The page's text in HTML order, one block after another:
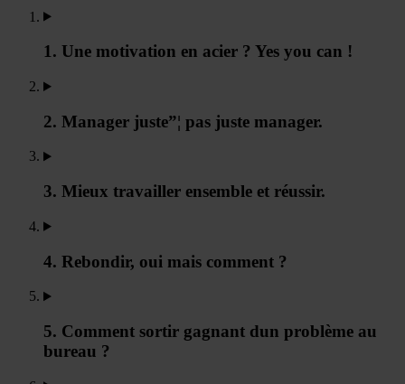
1. Une motivation en acier ? Yes you can !
2. Manager juste”¦ pas juste manager.
3. Mieux travailler ensemble et réussir.
4. Rebondir, oui mais comment ?
5. Comment sortir gagnant dun problème au
bureau ?